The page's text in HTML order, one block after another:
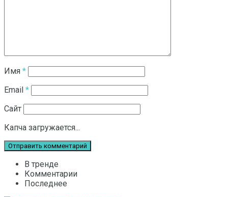
Имя *
Email *
Сайт
Капча загружается...
В тренде
Комментарии
Последнее